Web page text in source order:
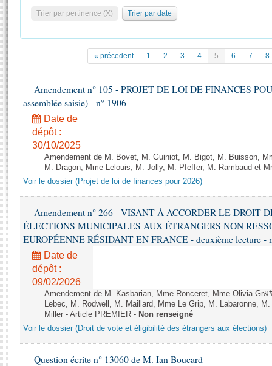
Pétitions
Projets de loi
Propositions de loi
Amendements
Textes adoptés
Rapports d'information
Rapports d'enquête
Rapports sur l'application des lois
Baromètre de l’application des lois
Dossiers législatifs
Budget et sécurité sociale
Questions écrites et orales
Comptes rendus des débats
Statistiques et chiffres clés
Documents de référence
( Constitution | Règlement de l'Assemblée ... )
Juniors
Anciennes législatures
Liens vers les sites publics
La Bibliothèque
Contacts et plan d'accès
Photos libres de droit
Trier par pertinence (X) Trier par date
« précedent 1 2 3 4 5 6 7 8
Amendement n° 105 - PROJET DE LOI DE FINANCES
assemblée saisie) - n° 1906
Date de
dépôt :
30/10/2025
Amendement de M. Bovet, M. Guiniot, M. Bigot, M. Buisson,
M. Dragon, Mme Lelouis, M. Jolly, M. Pfeffer, M. Rambaud et
Voir le dossier (Projet de loi de finances pour 2026)
Amendement n° 266 - VISANT À ACCORDER LE DROIT
ÉLECTIONS MUNICIPALES AUX ÉTRANGERS NON
EUROPÉENNE RÉSIDANT EN FRANCE - deuxième lecture -
Date de
dépôt :
09/02/2026
Amendement de M. Kasbarian, Mme Ronceret, Mme Olivia
Lebec, M. Rodwell, M. Maillard, Mme Le Grip, M. Labaronne,
Miller - Article PREMIER - Non renseigné
Voir le dossier (Droit de vote et éligibilité des étrangers aux élections)
Question écrite n° 13060 de M. Ian Boucard